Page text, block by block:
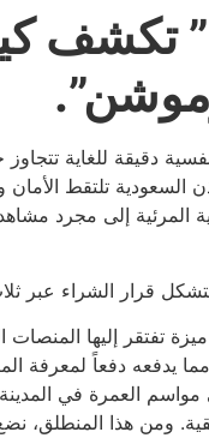
تكشف
دقيقة للغاية
تلتقط
المرئية إلى مجرد
قرار الشراء عبر
تفتقر إليها
دفعاً لمعرفة
العمرة في المدينة
ومن هذا المنطلق،